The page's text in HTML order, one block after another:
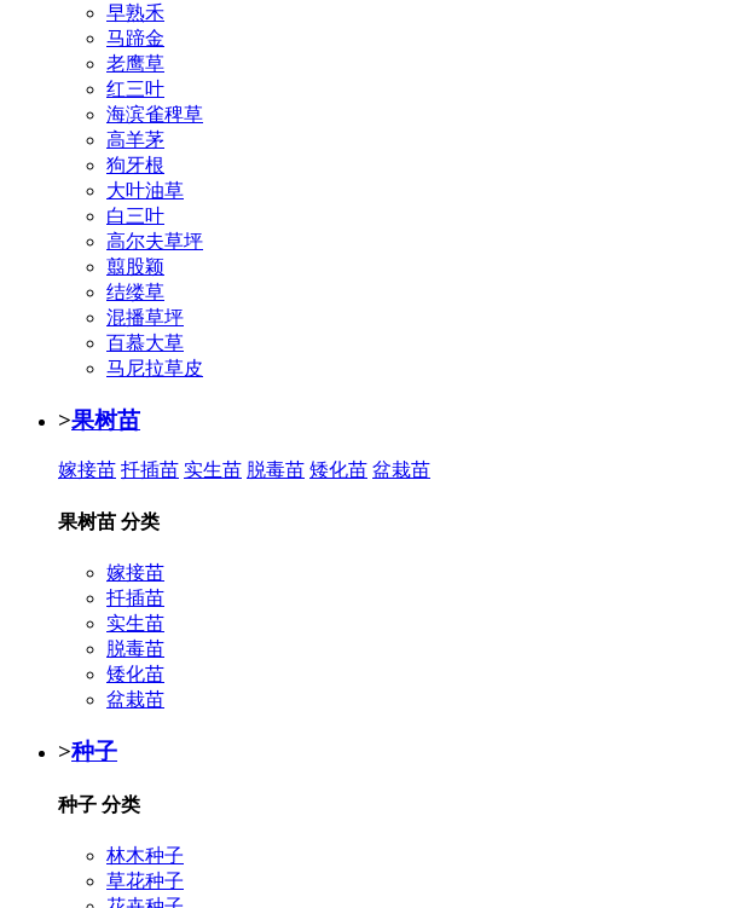
早熟禾
马蹄金
老鹰草
红三叶
海滨雀稗草
高羊茅
狗牙根
大叶油草
白三叶
高尔夫草坪
翦股颖
结缕草
混播草坪
百慕大草
马尼拉草皮
>果树苗
嫁接苗 扦插苗 实生苗 脱毒苗 矮化苗 盆栽苗
果树苗 分类
嫁接苗
扦插苗
实生苗
脱毒苗
矮化苗
盆栽苗
>种子
种子 分类
林木种子
草花种子